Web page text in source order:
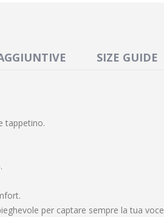
SIZE GUIDE
tappetino.
per captare sempre la tua voce